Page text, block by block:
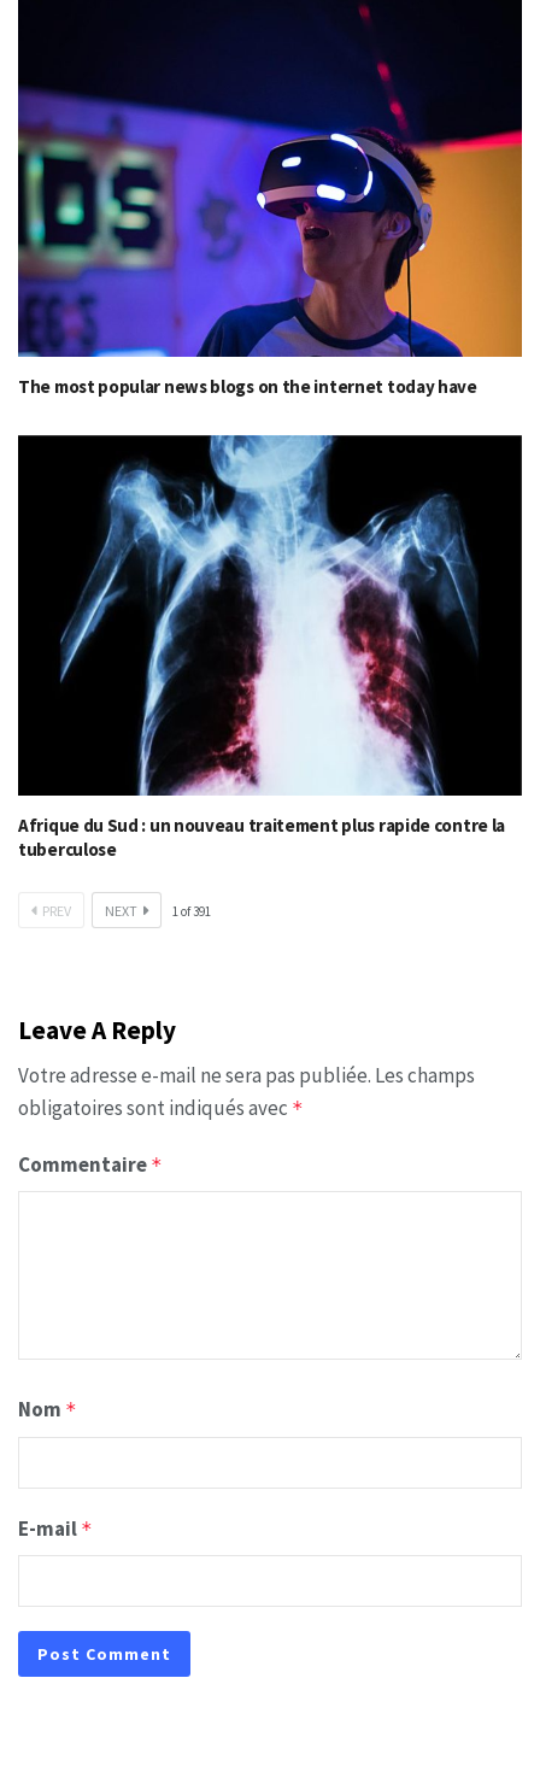
The most popular news blogs on the internet today have
Afrique du Sud : un nouveau traitement plus rapide contre la
tuberculose
PREV NEXT 1 of391
Leave A Reply
Votre adresse e-mail ne sera pas publiée. Les champs
obligatoires sont indiqués avec *
Commentaire *
Nom *
E-mail *